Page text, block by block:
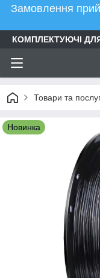
Замовлення
КОМПЛЕКТУЮЧІ
Товари та
Новинка